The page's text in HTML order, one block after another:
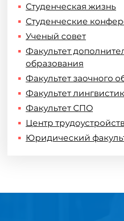
Студенческая жизнь
Студенческие
Ученый совет
Факультет
образования
Факультет заочного
Факультет
Факультет СПО
Центр
Юридический